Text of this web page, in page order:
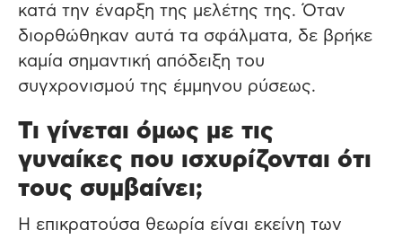
κατά την έναρξη της μελέτης της. Όταν
διορθώθηκαν αυτά τα σφάλματα, δε βρήκε
καμία σημαντική απόδειξη του
συγχρονισμού της έμμηνου ρύσεως.
Τι γίνεται όμως με τις
γυναίκες που ισχυρίζονται ότι
τους συμβαίνει;
Η επικρατούσα θεωρία είναι εκείνη των